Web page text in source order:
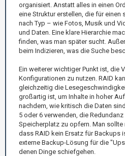
organisiert. Anstatt alles in einen
eine Struktur erstellen, die für einen
nach Typ – wie Fotos, Musik und
und Daten. Eine klare Hierarchie
finden, was man später sucht.
beim Indizieren, was die Suche
Ein weiterer wichtiger Punkt ist, die
Konfigurationen zu nutzen. RAID
gleichzeitig die
großartig ist, um Inhalte in hoher
nachdem, wie kritisch die Daten
5 oder 6 verwenden, die Redundanz
Speicherplatz zu opfern. Man sollte
dass RAID kein Ersatz für Backups
externe Backup-Lösung für die
denen Dinge schiefgehen.